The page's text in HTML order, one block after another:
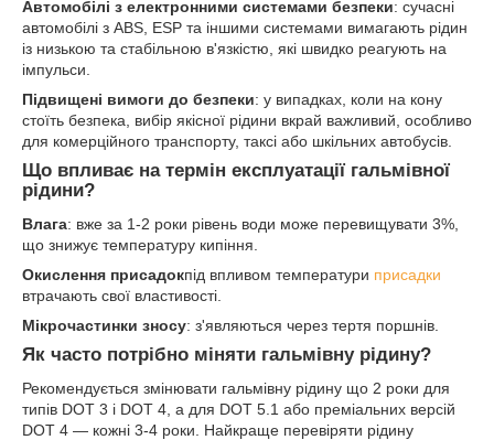
Автомобілі з електронними системами безпеки: сучасні
автомобілі з ABS, ESP та іншими системами вимагають рідин
із низькою та стабільною в'язкістю, які швидко реагують на
імпульси.
Підвищені вимоги до безпеки: у випадках, коли на кону
стоїть безпека, вибір якісної рідини вкрай важливий, особливо
для комерційного транспорту, таксі або шкільних автобусів.
Що впливає на термін експлуатації гальмівної
рідини?
Влага: вже за 1-2 роки рівень води може перевищувати 3%,
що знижує температуру кипіння.
Окислення присадокпід впливом температури присадки
втрачають свої властивості.
Мікрочастинки зносу: з'являються через тертя поршнів.
Як часто потрібно міняти гальмівну рідину?
Рекомендується змінювати гальмівну рідину що 2 роки для
типів DOT 3 і DOT 4, а для DOT 5.1 або преміальних версій
DOT 4 — кожні 3-4 роки. Найкраще перевіряти рідину